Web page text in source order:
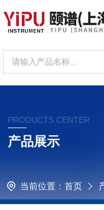
PRODUCTS CENTER
产品展示
当前位置： 首页